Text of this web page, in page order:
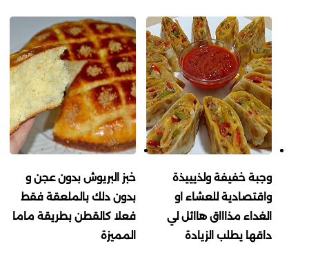
وجبة خفيفة ولذيييذة
واقتصادية للعشاء او
الغداء مذاااق هاائل لي
داقها يطلب الزيادة
خبز البريوش بدون عجن و
بدون دلك بالملعقة فقط
فعلا كالقطن بطريقة ماما
المميزة